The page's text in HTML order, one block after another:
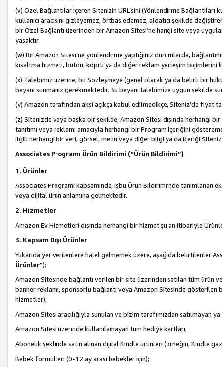
(v) Özel Bağlantılar içeren Sitenizin URL’sini (Yönlendirme Bağlantıları
kullanıcı aracısını gizleyemez, örtbas edemez, aldatıcı şekilde
bir Özel Bağlantı üzerinden bir Amazon Sitesi’ne hangi site veya
yasaktır.
(w) Bir Amazon Sitesi’ne yönlendirme yaptığınız durumlarda,
kısaltma hizmeti, buton, köprü ya da diğer reklam yerleşim biçimlerini
(x) Talebimiz üzerine, bu Sözleşmeye (genel olarak ya da belirli bir
beyanı sunmanız gerekmektedir. Bu beyanı talebimize uygun şekilde
(y) Amazon tarafından aksi açıkça kabul edilmedikçe, Siteniz’de fiyat
(z) Sitenizde veya başka bir şekilde, Amazon Sitesi dışında herhangi
tanıtımı veya reklamı amacıyla herhangi bir Program İçeriğini
ilgili herhangi bir veri, görsel, metin veya diğer bilgi ya da içeriği
Associates Programı Ürün Bildirimi (“Ürün Bildirimi”)
1. Ürünler
Associates Programı kapsamında, işbu Ürün Bildirimi’nde
veya dijital ürün anlamına gelmektedir.
2. Hizmetler
Amazon Ev Hizmetleri dışında herhangi bir hizmet şu an itibariyle
3. Kapsam Dışı Ürünler
Yukarıda yer verilenlere halel gelmemek üzere, aşağıda belirtilenler
Ürünler”):
Amazon Sitesinde bağlantı verilen bir site üzerinden satılan tüm ürün
banner reklamı, sponsorlu bağlantı veya Amazon Sitesinde gösterilen
hizmetler);
Amazon Sitesi aracılığıyla sunulan ve bizim tarafımızdan satılmayan
Amazon Sitesi üzerinde kullanılamayan tüm hediye kartları;
Abonelik şeklinde satın alınan dijital Kindle ürünleri (örneğin, Kindle
Bebek formülleri (0-12 ay arası bebekler için);